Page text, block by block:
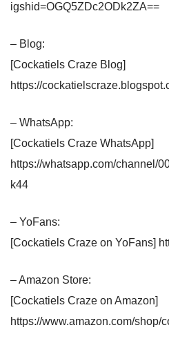
igshid=OGQ5ZDc2ODk2ZA==
– Blog:
[Cockatiels Craze Blog]
https://
– WhatsApp:
[Cockatiels Craze WhatsApp]
https://whatsapp.com/channel/
k44
– YoFans:
[Cockatiels Craze on YoFans]
– Amazon Store:
[Cockatiels Craze on Amazon]
https://www.amazon.com/shop/